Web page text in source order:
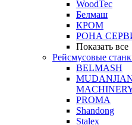
WoodTec
Белмаш
КРОМ
РОНА
Показать все
Рейсмусовые
BELMASH
PROMA
Shandong
Stalex